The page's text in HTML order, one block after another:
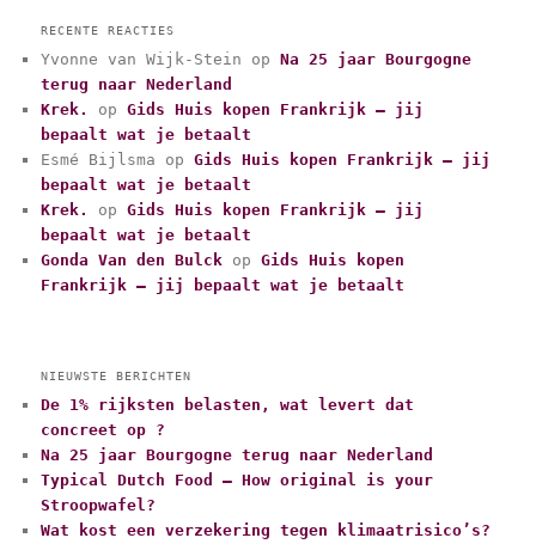
e
g
o
r
i
e
ë
RECENTE REACTIES
Yvonne van Wijk-Stein opNa 25 jaar Bourgogne
terug naar Nederland
Krek.
opGids Huis kopen Frankrijk – jij
bepaalt wat je betaalt
Esmé Bijlsma opGids Huis kopen Frankrijk – jij
bepaalt wat je betaalt
Krek.
opGids Huis kopen Frankrijk – jij
bepaalt wat je betaalt
Gonda Van den Bulck opGids Huis kopen
Frankrijk – jij bepaalt wat je betaalt
NIEUWSTE BERICHTEN
De 1% rijksten belasten, wat levert dat
concreet op ?
Na 25 jaar Bourgogne terug naar Nederland
Typical Dutch Food – How original is your
Stroopwafel?
Wat kost een verzekering tegen klimaatrisico’s?